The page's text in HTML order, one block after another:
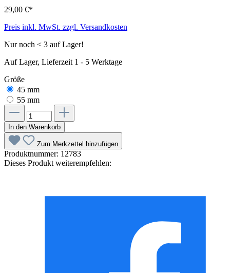
29,00 €*
Preis inkl. MwSt. zzgl. Versandkosten
Nur noch < 3 auf Lager!
Auf Lager, Lieferzeit 1 - 5 Werktage
Größe
45 mm
55 mm
In den Warenkorb
Zum Merkzettel hinzufügen
Produktnummer: 12783
Dieses Produkt weiterempfehlen: